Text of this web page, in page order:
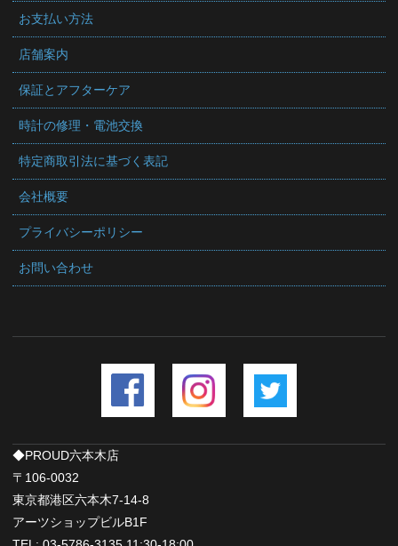
お支払い方法
店舗案内
保証とアフターケア
時計の修理・電池交換
特定商取引法に基づく表記
会社概要
プライバシーポリシー
お問い合わせ
◆PROUD六本木店
〒106-0032
東京都港区六本木7-14-8
アーツショップビルB1F